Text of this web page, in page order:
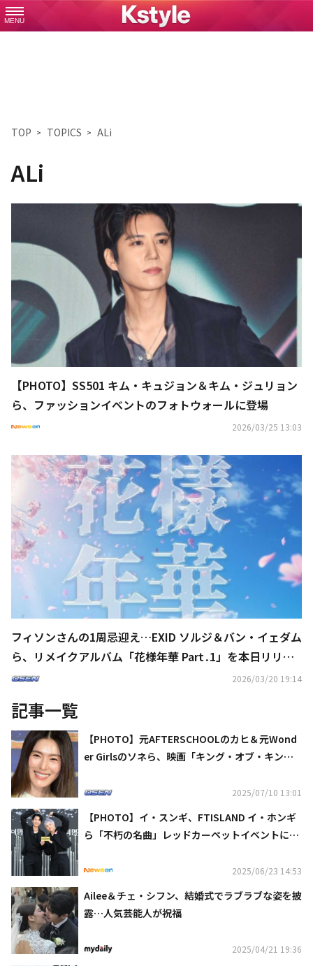
MENU
TOP TOPICS ALi
ALi
【PHOTO】SS501 キム・キュジョン＆キム・ジュリョン
ら、ファッションイベントのフォトウォールに登場
2026/03/25 13:03
フィソンさんの1周忌迎え…EXID ソルジ＆バン・イェダム
ら、リメイクアルバム「花様年華 Part․1」を本日リリー
ス
2026/03/20 19:14
記事一覧
【PHOTO】元AFTERSCHOOLのカヒ＆元Wond
er Girlsのソネら、映画「キング・オブ・キング
2025/07/10 13:01
【PHOTO】イ・スンギ、FTISLAND イ・ホンギ
ら「不朽の名曲」レッドカーペットイベントに出
2025/06/23 14:53
Ailee＆チェ・シフン、結婚式でラブラブな姿を披
露…人気芸能人が祝福
2025/04/21 19:36